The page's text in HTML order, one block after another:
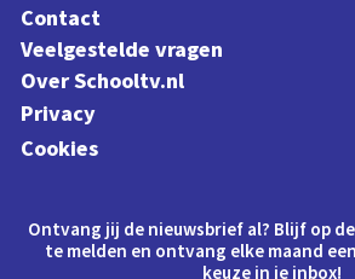
Contact
Veelgestelde vragen
Over Schooltv.nl
Privacy
Cookies
Ontvang jij de nieuwsbrief al? Blijf op
te melden en ontvang elke maand
keuze in je inbox!